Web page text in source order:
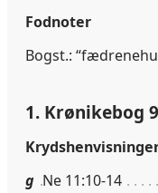
Fodnoter
Bogst.:
1. Krønikebog
g Ne 11:10-14